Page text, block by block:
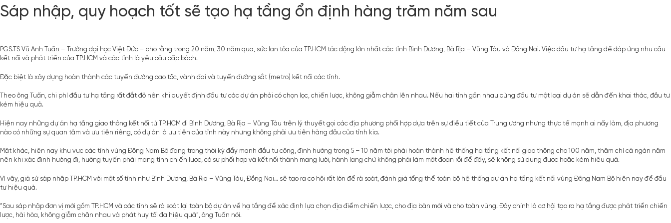
Sáp nhập, quy hoạch tốt sẽ tạo hạ tầng ổn định hàng trăm năm sau
PGS.TS Vũ Anh Tuấn – Trường đại học Việt Đức – cho rằng trong 20 năm, 30 năm qua, sức lan tỏa của TP.HCM tác động lớn nhất các tỉnh Bình Dương, Bà Rịa – Vũng Tàu và Đồng Nai. Việc đầu tư hạ tầng để đáp ứng nhu cầu
kết nối và phát triển của TP.HCM và các tỉnh là yêu cầu cấp bách.
Đặc biệt là xây dựng hoàn thành các tuyến đường cao tốc, vành đai và tuyến đường sắt (metro) kết nối các tỉnh.
Theo ông Tuấn, chi phí đầu tư hạ tầng rất đắt đỏ nên khi quyết định đầu tư các dự án phải có chọn lọc, chiến lược, không giẫm chân lên nhau. Nếu hai tỉnh gần nhau cùng đầu tư một loại dự án sẽ dẫn đến khai thác, đầu tư
kém hiệu quả.
Hiện nay những dự án hạ tầng giao thông kết nối từ TP.HCM đi Bình Dương, Bà Rịa – Vũng Tàu trên lý thuyết gọi các địa phương phối hợp dựa trên sự điều tiết của Trung ương nhưng thực tế mạnh ai nấy làm, địa phương
nào có những sự quan tâm và ưu tiên riêng, có dự án là ưu tiên của tỉnh này nhưng không phải ưu tiên hàng đầu của tỉnh kia.
Mặt khác, hiện nay khu vực các tỉnh vùng Đông Nam Bộ đang trong thời kỳ đẩy mạnh đầu tư công, định hướng trong 5 – 10 năm tới phải hoàn thành hệ thống hạ tầng kết nối giao thông cho 100 năm, thậm chí cả ngàn năm
nên khi xác định hướng đi, hướng tuyến phải mang tính chiến lược, có sự phối hợp và kết nối thành mạng lưới, hành lang chứ không phải làm một đoạn rồi để đấy, sẽ không sử dụng được hoặc kém hiệu quả.
Vì vậy, giả sử sáp nhập TP.HCM với một số tỉnh như Bình Dương, Bà Rịa – Vũng Tàu, Đồng Nai… sẽ tạo ra cơ hội rất lớn để rà soát, đánh giá tổng thể toàn bộ hệ thống dự án hạ tầng kết nối vùng Đông Nam Bộ hiện nay để đầu
tư hiệu quả.
“Sau sáp nhập đơn vị mới gồm TP.HCM và các tỉnh sẽ rà soát lại toàn bộ dự án về hạ tầng để xác định lựa chọn địa điểm chiến lược, cho địa bàn mới và cho toàn vùng. Đây chính là cơ hội tạo ra hạ tầng được phát triển chiến
lược, hài hòa, không giẫm chân nhau và phát huy tối đa hiệu quả”, ông Tuấn nói.